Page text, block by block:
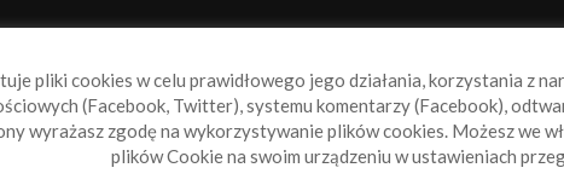
Sailbook.pl to miejsce dla wszystkich, którzy szukają aktualnych
wiadomości ze świata żeglarstwa, świata motorowodniactwa i
nie tylko.
pliki cookies w celu prawidłowego jego działania, korzystania z
(Facebook, Twitter), systemu komentarzy (Facebook),
wyrażasz zgodę na wykorzystywanie plików cookies. Możesz we
plików Cookie na swoim urządzeniu w ustawieniach